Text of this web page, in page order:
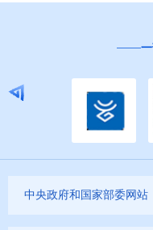
中央政府和国家部委网站